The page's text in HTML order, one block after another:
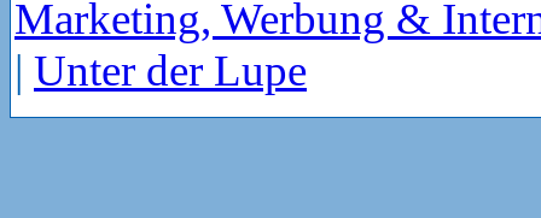
Marketing, Werbung &
| Unter der Lupe